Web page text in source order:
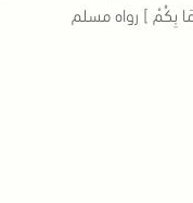
بِكُمْ ] رواه مسلم